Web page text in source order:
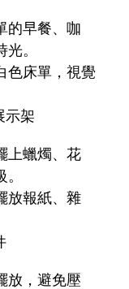
的早餐、咖
。
色床單，視覺
示架
上蠟燭、花
放報紙、雜
放，避免壓